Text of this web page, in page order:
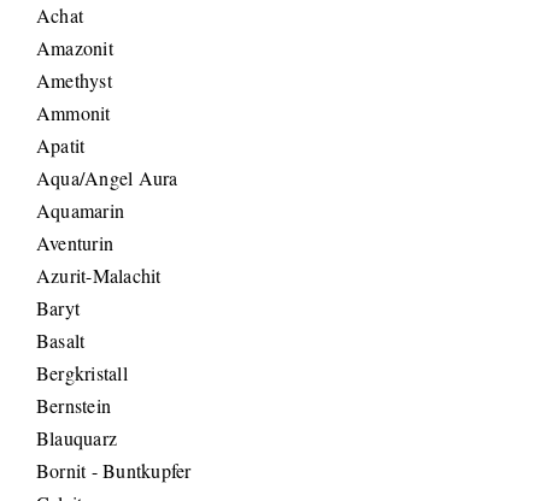
Achat
Amazonit
Amethyst
Ammonit
Apatit
Aqua/Angel Aura
Aquamarin
Aventurin
Azurit-Malachit
Baryt
Basalt
Bergkristall
Bernstein
Blauquarz
Bornit - Buntkupfer